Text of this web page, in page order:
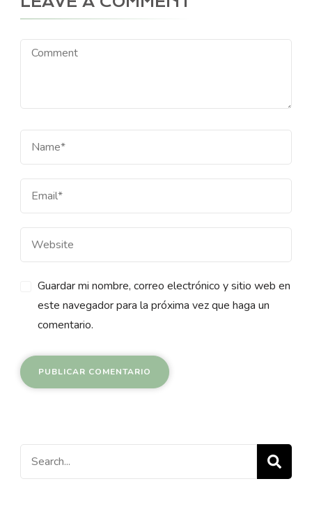
Guardar mi nombre, correo electrónico y sitio web en
este navegador para la próxima vez que haga un
comentario.
Search
for: